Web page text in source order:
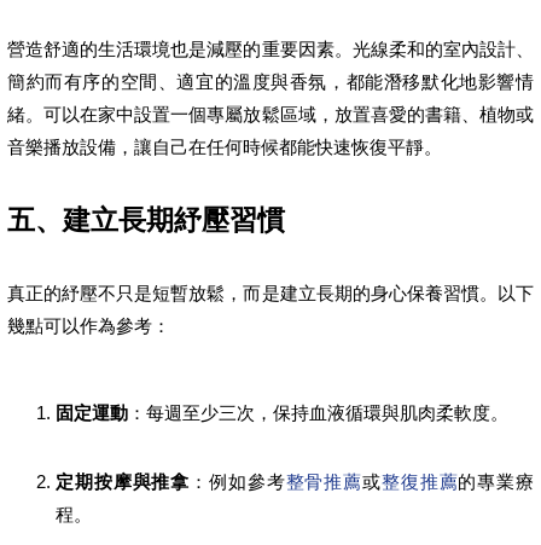
營造舒適的生活環境也是減壓的重要因素。光線柔和的室內設計、
簡約而有序的空間、適宜的溫度與香氛，都能潛移默化地影響情
緒。可以在家中設置一個專屬放鬆區域，放置喜愛的書籍、植物或
音樂播放設備，讓自己在任何時候都能快速恢復平靜。
五、建立長期紓壓習慣
真正的紓壓不只是短暫放鬆，而是建立長期的身心保養習慣。以下
幾點可以作為參考：
固定運動 ：每週至少三次，保持血液循環與肌肉柔軟度。
定期按摩與推拿 ：例如參考整骨推薦或整復推薦的專業療
程。